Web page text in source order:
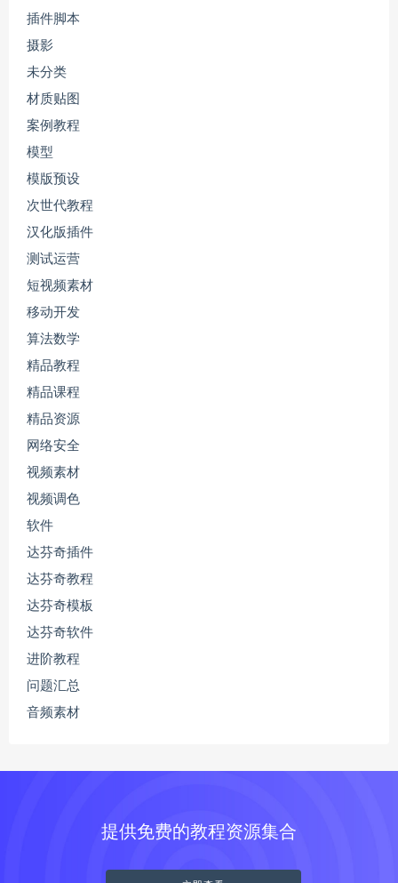
插件脚本
摄影
未分类
材质贴图
案例教程
模型
模版预设
次世代教程
汉化版插件
测试运营
短视频素材
移动开发
算法数学
精品教程
精品课程
精品资源
网络安全
视频素材
视频调色
软件
达芬奇插件
达芬奇教程
达芬奇模板
达芬奇软件
进阶教程
问题汇总
音频素材
提供免费的教程资源集合